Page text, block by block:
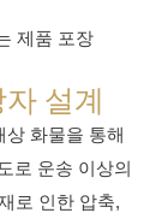
설계
화물을 통해
로 운송 이상의
로 인한 압축,